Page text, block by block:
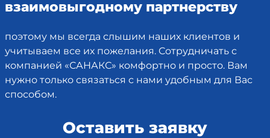
взаимовыгодному партнерству
поэтому мы всегда слышим наших клиентов и
учитываем все их пожелания. Сотрудничать с
компанией «САНАКС» комфортно и просто. Вам
нужно только связаться с нами удобным для Вас
способом.
Оставить заявку